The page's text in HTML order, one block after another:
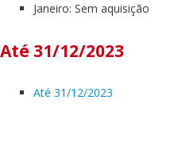
Janeiro: Sem aquisição
Até 31/12/2023
Até 31/12/2023